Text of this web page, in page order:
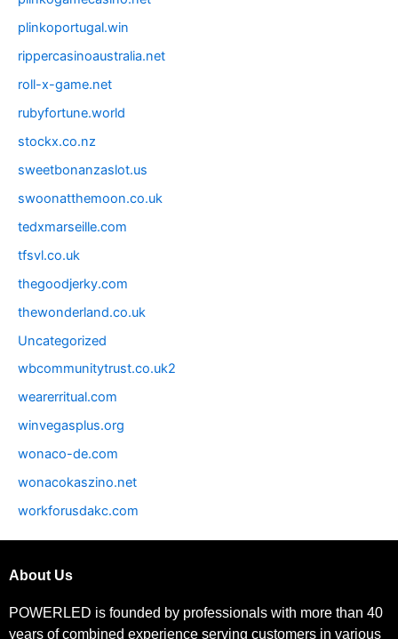
plinkoportugal.win
rippercasinoaustralia.net
roll-x-game.net
rubyfortune.world
stockx.co.nz
sweetbonanzaslot.us
swoonatthemoon.co.uk
tedxmarseille.com
tfsvl.co.uk
thegoodjerky.com
thewonderland.co.uk
Uncategorized
wbcommunitytrust.co.uk2
wearerritual.com
winvegasplus.org
wonaco-de.com
wonacokaszino.net
workforusdakc.com
About Us
POWERLED is founded by professionals with more than 40
years of combined experience serving customers in various